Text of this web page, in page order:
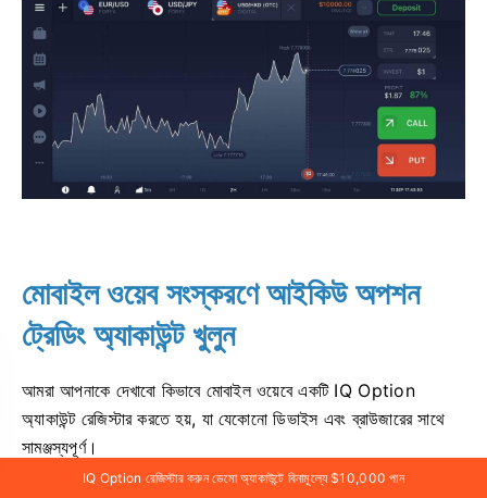
মোবাইল ওয়েব সংস্করণে আইকিউ অপশন
ট্রেডিং অ্যাকাউন্ট খুলুন
আমরা আপনাকে দেখাবো কিভাবে মোবাইল ওয়েবে একটি IQ Option
অ্যাকাউন্ট রেজিস্টার করতে হয়, যা যেকোনো ডিভাইস এবং ব্রাউজারের সাথে
সামঞ্জস্যপূর্ণ।
IQ Option রেজিস্টার করুন ডেমো অ্যাকাউন্টে বিনামূল্যে $10,000 পান